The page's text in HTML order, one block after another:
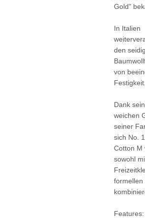
Gold"
In Italien
den
von
Festigkeit.
Dank
weichen
seiner
sich No.
Cotton M
sowohl
formellen
Features: